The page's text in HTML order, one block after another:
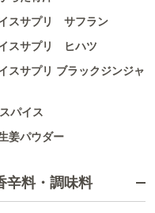
スサプリ サフラン
スサプリ ヒハツ
スサプリ ブラックジンジャ
パイス
姜パウダー
辛料・調味料